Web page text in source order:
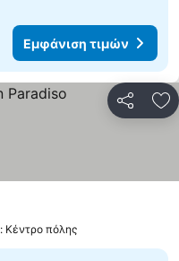
Εμφάνιση τιμών
Κέντρο πόλης